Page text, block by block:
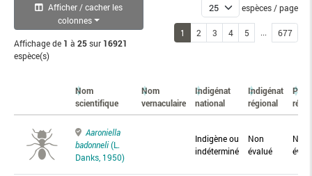
Afficher / cacher les
colonnes
Affichage de 1 à 25sur 16921
espèce(s)
espèces / page
1 2 3 4 5 ... 677
Nom
scientifique
Nom
vernaculaire
Indigénat
national
Indigénat
régional
Aaroniella
badonneli(L.
Danks, 1950)
Indigène ou
indéterminé
Non
évalué
Non